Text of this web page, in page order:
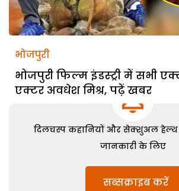
भोजपुरी
भोजपुरी फिल्म इंडस्ट्री में सभी
एक्टर अवधेश मिश्र, पढ़ें खबर
दिलचस्प कहानियों और सेक्शुअल हेल्थ
जानकारी के लिए
सब्सक्राइब करें